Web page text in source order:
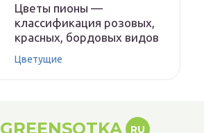
Цветы пионы —
классификация розовых,
красных, бордовых видов
Цветущие
GREENSOTKA RU